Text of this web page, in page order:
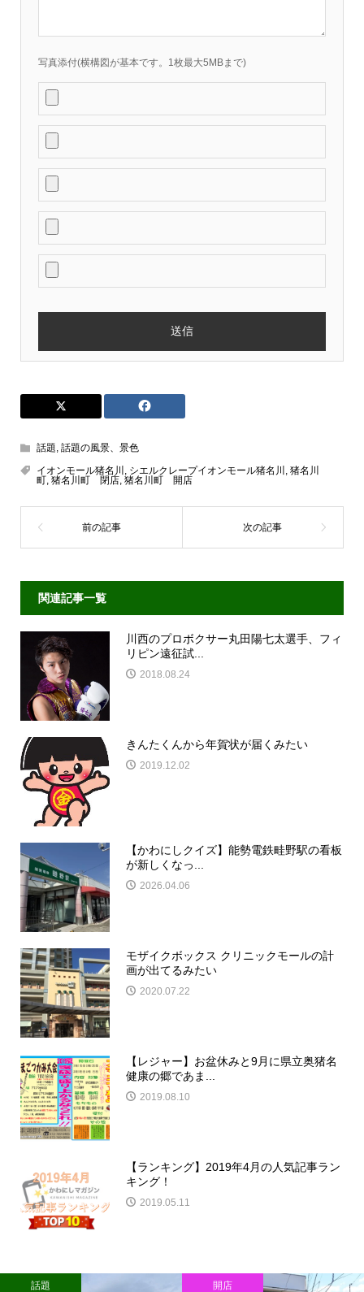
写真添付(横構図が基本です。1枚最大5MBまで)
話題 話題の風景、景色
イオンモール猪名川
シエルクレープイオンモール猪名川
猪名川
町, 猪名川町 閉店, 猪名川町 開店
関連記事一覧
川西のプロボクサー丸田陽七太選手、フィ
リピン遠征試...
2018.08.24
きんたくんから年賀状が届くみたい
2019.12.02
【かわにしクイズ】能勢電鉄畦野駅の看板
が新しくなっ...
2026.04.06
モザイクボックス クリニックモールの計
画が出てるみたい
2020.07.22
【レジャー】お盆休みと9月に県立奥猪名
健康の郷であま...
2019.08.10
【ランキング】2019年4月の人気記事ラン
キング！
2019.05.11
話題 開店